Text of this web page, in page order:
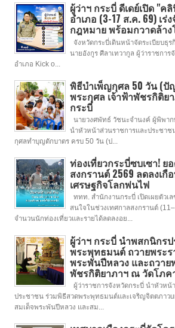
ผู้ว่าฯ กระบี่ ดีเดย์เปิด "ค
อำเภอ (3-17 ส.ค. 69) เร่
กฎหมาย พร้อมกวาดล้าง
จังหวัดกระบี่เดินหน้าจัดระเบียบธุ
นายอังกูร ศีลาเทวากูล ผู้ว่าราชการ
อำเภอ Kick o...
พิธีบำเพ็ญกุศล 50 วัน (ปั
พระกุศล เจ้าฟ้าพัชรกิติย
กระบี่
นายวงศพัทธ์ วัชนะจำนงค์ ผู้พิพา
นำหัวหน้าส่วนราชการและประชาช
กุศลทำบุญตักบาตร ครบ 50 วัน (ป...
ท่องเที่ยวกระบี่ซบเซา! ย
สงกรานต์ 2569 ลดลงเกื
เศรษฐกิจโลกพ่นไฟ
ททท. สำนักงานกระบี่ เปิดเผยตัวเ
สนใจในช่วงเทศกาลสงกรานต์
จำนวนนักท่องเที่ยวและรายได้ลดลงอย...
ผู้ว่าฯ กระบี่ นำพสกนิกร
พระพุทธมนต์ ถวายพระ
พระพันปีหลวง และถวาย
พัชรกิติยาภาฯ ณ วัดโภค
ผู้ว่าราชการจังหวัดกระบี่ นำหัวหน้
ประชาชน ร่วมพิธีสวดพระพุทธมนต์และเจริญจิตตภาว
สมเด็จพระพันปีหลวง และสม...